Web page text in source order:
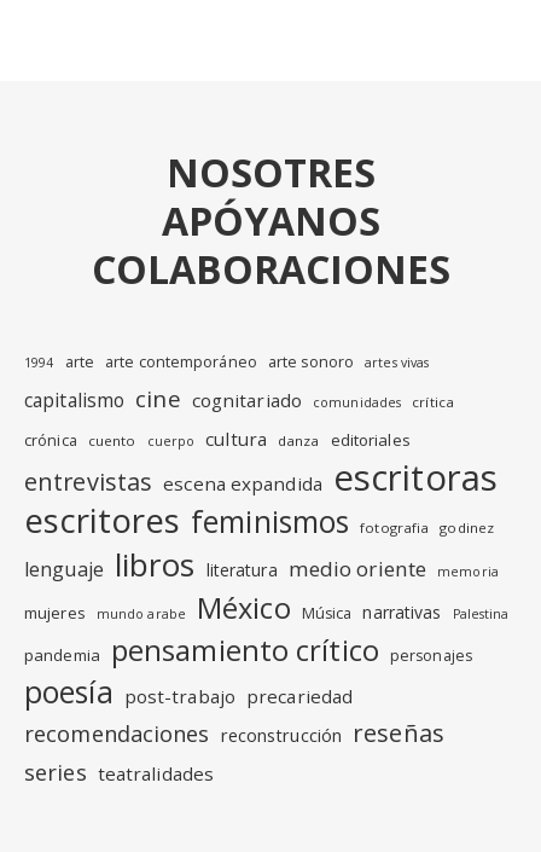
NOSOTRES
APÓYANOS
COLABORACIONES
1994 arte arte contemporáneo arte sonoro artes vivas
capitalismo cine cognitariado comunidades crítica
crónica cuento cuerpo cultura danza editoriales
entrevistas escena expandida escritoras
escritores feminismos fotografia godinez
lenguaje libros literatura medio oriente memoria
mujeres mundo arabe México Música narrativas Palestina
pandemia pensamiento crítico personajes
poesía post-trabajo precariedad
recomendaciones reconstrucción reseñas
series teatralidades